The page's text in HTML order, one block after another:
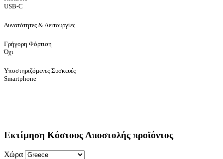
USB-C
Δυνατότητες & Λειτουργίες
Γρήγορη Φόρτιση
Όχι
Υποστηριζόμενες Συσκευές
Smartphone
Εκτίμηση Κόστους Αποστολής προϊόντος
Χώρα